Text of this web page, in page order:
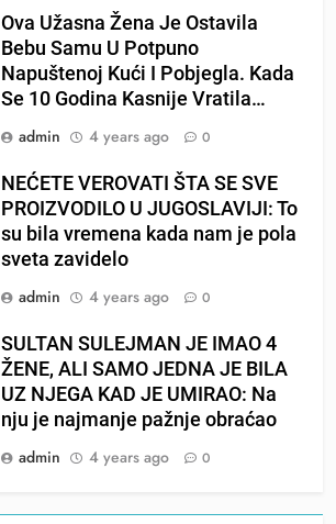
Ova Užasna Žena Je Ostavila
Bebu Samu U Potpuno
Napuštenoj Kući I Pobjegla. Kada
Se 10 Godina Kasnije Vratila…
admin
4 years ago 0
NEĆETE VEROVATI ŠTA SE SVE
PROIZVODILO U JUGOSLAVIJI: To
su bila vremena kada nam je pola
sveta zavidelo
admin
4 years ago 0
SULTAN SULEJMAN JE IMAO 4
ŽENE, ALI SAMO JEDNA JE BILA
UZ NJEGA KAD JE UMIRAO: Na
nju je najmanje pažnje obraćao
admin
4 years ago 0